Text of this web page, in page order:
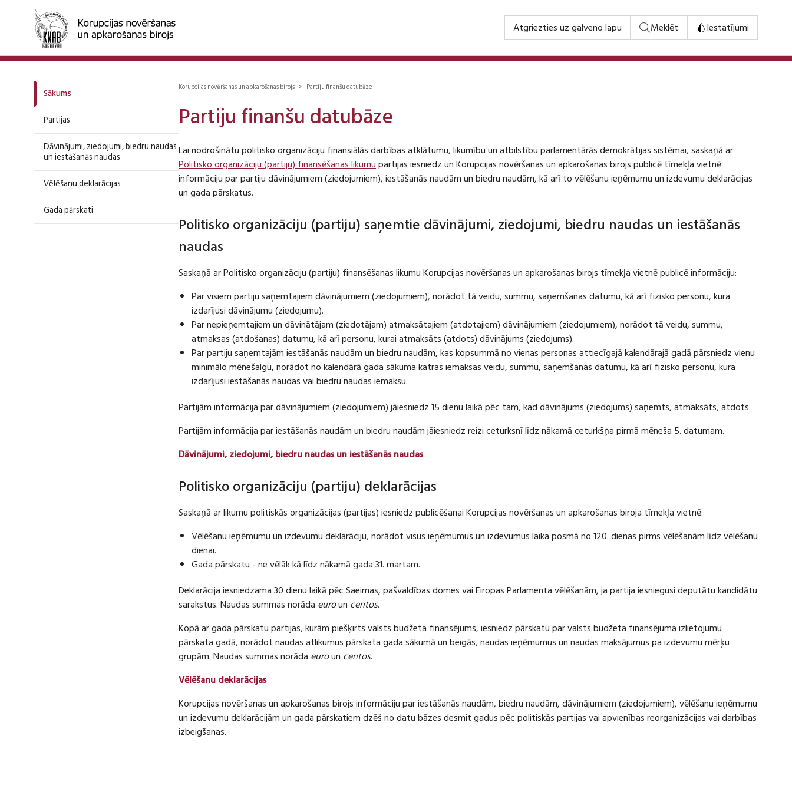
Atgriezties uz galveno lapu Meklēt Iestatījumi
Sākums
Partijas
Dāvinājumi, ziedojumi, biedru naudas
un iestāšanās naudas
Vēlēšanu deklarācijas
Gada pārskati
Korupcijas novēršanas un apkarošanas birojs > Partiju finanšu datubāze
Partiju finanšu datubāze
Lai nodrošinātu politisko organizāciju finansiālās darbības atklātumu, likumību un atbilstību parlamentārās demokrātijas sistēmai, saskaņā ar
Politisko organizāciju (partiju) finansēšanas likumupartijas iesniedz un Korupcijas novēršanas un apkarošanas birojs publicē tīmekļa vietnē
informāciju par partiju dāvinājumiem (ziedojumiem), iestāšanās naudām un biedru naudām, kā arī to vēlēšanu ieņēmumu un izdevumu deklarācijas
un gada pārskatus.
Politisko organizāciju (partiju) saņemtie dāvinājumi, ziedojumi, biedru naudas un iestāšanās
naudas
Saskaņā ar Politisko organizāciju (partiju) finansēšanas likumu Korupcijas novēršanas un apkarošanas birojs tīmekļa vietnē publicē informāciju:
Par visiem partiju saņemtajiem dāvinājumiem (ziedojumiem), norādot tā veidu, summu, saņemšanas datumu, kā arī fizisko personu, kura
izdarījusi dāvinājumu (ziedojumu).
Par nepieņemtajiem un dāvinātājam (ziedotājam) atmaksātajiem (atdotajiem) dāvinājumiem (ziedojumiem), norādot tā veidu, summu,
atmaksas (atdošanas) datumu, kā arī personu, kurai atmaksāts (atdots) dāvinājums (ziedojums).
Par partiju saņemtajām iestāšanās naudām un biedru naudām, kas kopsummā no vienas personas attiecīgajā kalendārajā gadā pārsniedz vienu
minimālo mēnešalgu, norādot no kalendārā gada sākuma katras iemaksas veidu, summu, saņemšanas datumu, kā arī fizisko personu, kura
izdarījusi iestāšanās naudas vai biedru naudas iemaksu.
Partijām informācija par dāvinājumiem (ziedojumiem) jāiesniedz 15 dienu laikā pēc tam, kad dāvinājums (ziedojums) saņemts, atmaksāts, atdots.
Partijām informācija par iestāšanās naudām un biedru naudām jāiesniedz reizi ceturksnī līdz nākamā ceturkšņa pirmā mēneša 5. datumam.
Dāvinājumi, ziedojumi, biedru naudas un iestāšanās naudas
Politisko organizāciju (partiju) deklarācijas
Saskaņā ar likumu politiskās organizācijas (partijas) iesniedz publicēšanai Korupcijas novēršanas un apkarošanas biroja tīmekļa vietnē:
Vēlēšanu ieņēmumu un izdevumu deklarāciju, norādot visus ieņēmumus un izdevumus laika posmā no 120. dienas pirms vēlēšanām līdz vēlēšanu
dienai.
Gada pārskatu - ne vēlāk kā līdz nākamā gada 31. martam.
Deklarācija iesniedzama 30 dienu laikā pēc Saeimas, pašvaldības domes vai Eiropas Parlamenta vēlēšanām, ja partija iesniegusi deputātu kandidātu
sarakstus. Naudas summas norāda euroun centos.
Kopā ar gada pārskatu partijas, kurām piešķirts valsts budžeta finansējums, iesniedz pārskatu par valsts budžeta finansējuma izlietojumu
pārskata gadā, norādot naudas atlikumus pārskata gada sākumā un beigās, naudas ieņēmumus un naudas maksājumus pa izdevumu mērķu
grupām. Naudas summas norāda euroun centos.
Vēlēšanu deklarācijas
Korupcijas novēršanas un apkarošanas birojs informāciju par iestāšanās naudām, biedru naudām, dāvinājumiem (ziedojumiem), vēlēšanu ieņēmumu
un izdevumu deklarācijām un gada pārskatiem dzēš no datu bāzes desmit gadus pēc politiskās partijas vai apvienības reorganizācijas vai darbības
izbeigšanas.